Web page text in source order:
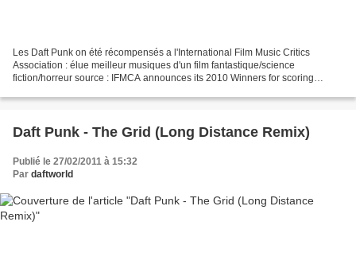
Les Daft Punk on été récompensés a l'International Film Music Critics
Association : élue meilleur musiques d'un film fantastique/science
fiction/horreur source : IFMCA announces its 2010 Winners for scoring
Daft Punk - The Grid (Long Distance Remix)
Publié le 27/02/2011 à 15:32
Par daftworld